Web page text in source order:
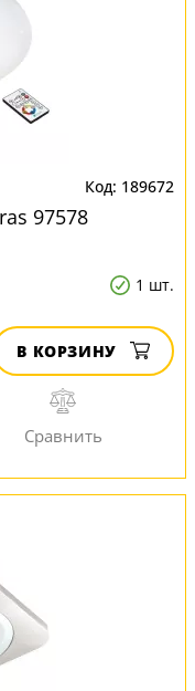
189672
97578
1 шт.
В КОРЗИНУ